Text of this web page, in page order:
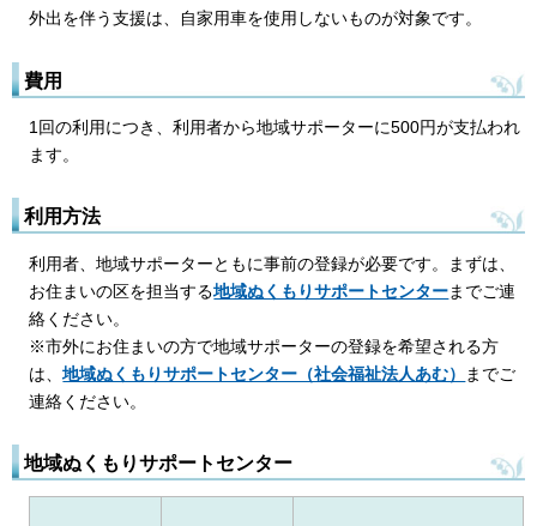
外出を伴う支援は、自家用車を使用しないものが対象です。
費用
1回の利用につき、利用者から地域サポーターに500円が支払われ
ます。
利用方法
利用者、地域サポーターともに事前の登録が必要です。まずは、
お住まいの区を担当する地域ぬくもりサポートセンターまでご連
絡ください。
※市外にお住まいの方で地域サポーターの登録を希望される方
は、地域ぬくもりサポートセンター（社会福祉法人あむ）
までご
連絡ください。
地域ぬくもりサポートセンター